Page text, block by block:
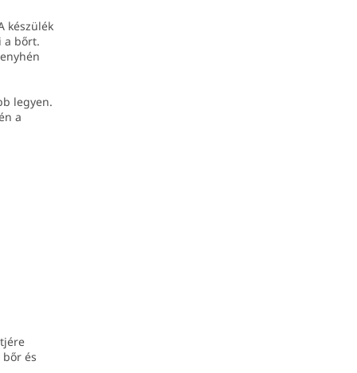
készülék
a bőrt.
legyen.
a
és